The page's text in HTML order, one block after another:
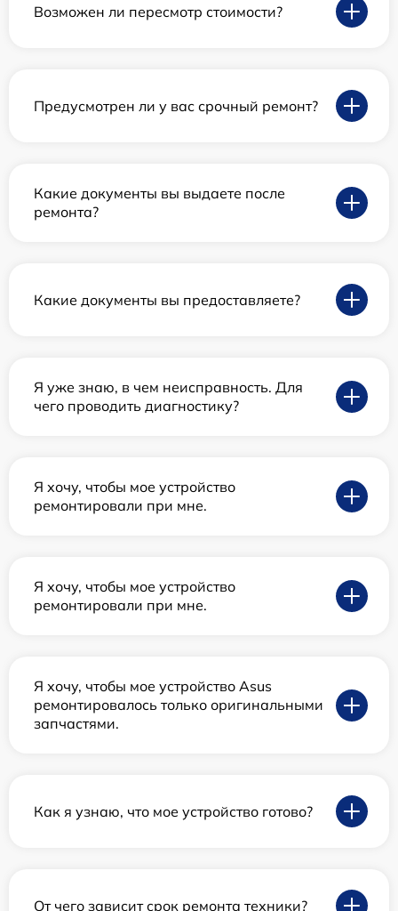
Возможен ли пересмотр стоимости?
Предусмотрен ли у вас срочный ремонт?
Какие документы вы выдаете после
ремонта?
Какие документы вы предоставляете?
Я уже знаю, в чем неисправность. Для
чего проводить диагностику?
Я хочу, чтобы мое устройство
ремонтировали при мне.
Я хочу, чтобы мое устройство
ремонтировали при мне.
Я хочу, чтобы мое устройство Asus
ремонтировалось только оригинальными
запчастями.
Как я узнаю, что мое устройство готово?
От чего зависит срок ремонта техники?